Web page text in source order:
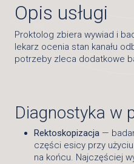
Opis usługi
Proktolog zbiera wywiad i
lekarz ocenia stan kanału
potrzeby zleca dodatkowe
Diagnostyka w
Rektoskopizacja —
części esicy przy
na końcu. Najczęściej